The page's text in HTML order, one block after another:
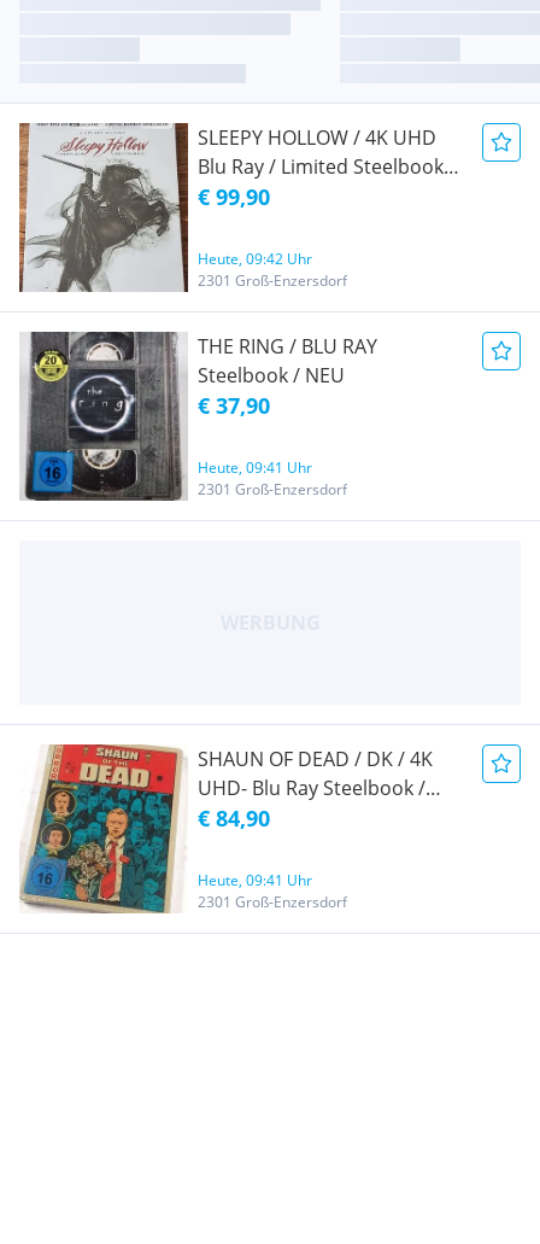
SLEEPY HOLLOW / 4K UHD
Blu Ray / Limited Steelbook
Edition / ausverkauft / NEU
€ 99,90
Heute, 09:42 Uhr
2301 Groß-Enzersdorf
THE RING / BLU RAY
Steelbook / NEU
€ 37,90
Heute, 09:41 Uhr
2301 Groß-Enzersdorf
SHAUN OF DEAD / DK / 4K
UHD- Blu Ray Steelbook /
NEU OOP OOS
€ 84,90
Heute, 09:41 Uhr
2301 Groß-Enzersdorf